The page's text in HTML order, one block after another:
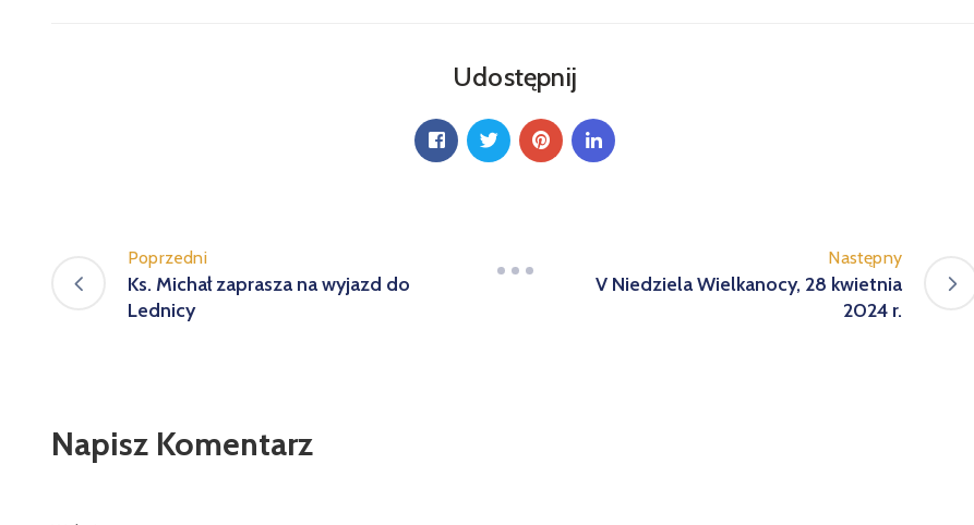
Udostępnij
Poprzedni
Ks. Michał zaprasza na wyjazd do
Lednicy
Następny
V Niedziela Wielkanocy, 28 kwietnia
2024 r.
Napisz Komentarz